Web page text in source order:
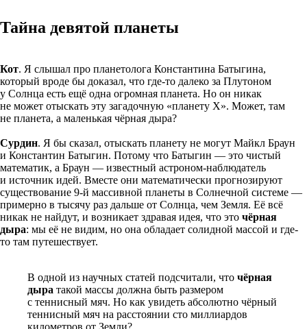
Тайна девятой планеты
Кот. Я слышал про планетолога Константина Батыгина,
который вроде бы доказал, что где-то далеко за Плутоном
у Солнца есть ещё одна огромная планета. Но он никак
не может отыскать эту загадочную «планету Х». Может, там
не планета, а маленькая чёрная дыра?
Сурдин. Я бы сказал, отыскать планету не могут Майкл Браун
и Константин Батыгин. Потому что Батыгин — это чистый
математик, а Браун — известный астроном-наблюдатель
и источник идей. Вместе они математически прогнозируют
существование 9-й массивной планеты в Солнечной системе —
примерно в тысячу раз дальше от Солнца, чем Земля. Её всё
никак не найдут, и возникает здравая идея, что это чёрная
дыра: мы её не видим, но она обладает солидной массой и где-
то там путешествует.
В одной из научных статей подсчитали, что чёрная
дыра такой массы должна быть размером
с теннисный мяч. Но как увидеть абсолютно чёрный
теннисный мяч на расстоянии сто миллиардов
километров от Земли?